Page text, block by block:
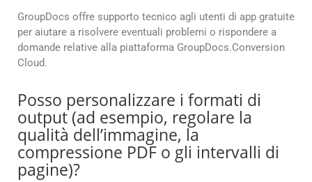
GroupDocs offre supporto tecnico agli utenti di app gratuite
per aiutare a risolvere eventuali problemi o rispondere a
domande relative alla piattaforma GroupDocs.Conversion
Cloud.
Posso personalizzare i formati di
output (ad esempio, regolare la
qualità dell’immagine, la
compressione PDF o gli intervalli di
pagine)?